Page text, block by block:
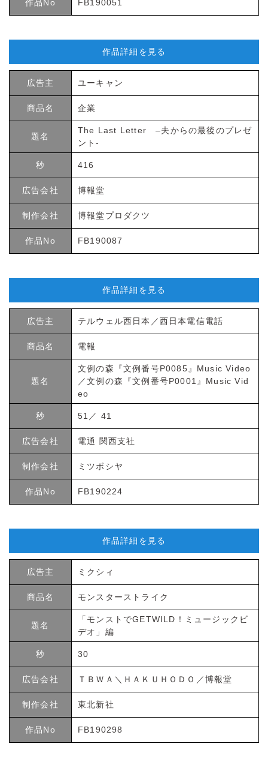
作品No FB190051
作品詳細を見る
広告主 ユーキャン
商品名 企業
題名
The Last Letter –夫からの最後のプレゼ
ント-
秒 416
広告会社 博報堂
制作会社 博報堂プロダクツ
作品No FB190087
作品詳細を見る
広告主 テルウェル西日本／西日本電信電話
商品名 電報
題名
文例の森『文例番号P0085』Music Video
／文例の森『文例番号P0001』Music Vid
eo
秒 51／ 41
広告会社 電通 関西支社
制作会社 ミツボシヤ
作品No FB190224
作品詳細を見る
広告主 ミクシィ
商品名 モンスターストライク
題名
「モンストでGETWILD！ミュージックビ
デオ」編
秒 30
広告会社 ＴＢＷＡ＼ＨＡＫＵＨＯＤＯ／博報堂
制作会社 東北新社
作品No FB190298